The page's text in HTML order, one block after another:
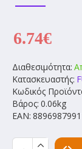
Διαθεσιμότητα:
Κατασκευαστής:
Κωδικός
Βάρος: 0.06kg
EAN:
6.74€